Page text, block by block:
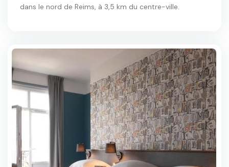
dans le nord de Reims, à 3,5 km du centre-ville.